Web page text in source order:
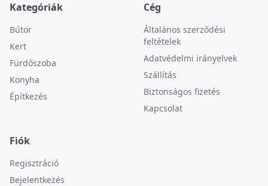
Kategóriák
Bútor
Kert
Fürdőszoba
Konyha
Építkezés
Cég
Általános szerződési
feltételek
Adatvédelmi irányelvek
Szállítás
Biztonságos fizetés
Kapcsolat
Fiók
Regisztráció
Bejelentkezés